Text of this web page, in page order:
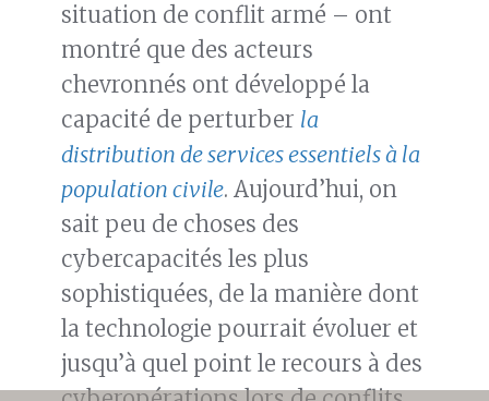
situation de conflit armé – ont
montré que des acteurs
chevronnés ont développé la
capacité de perturber la
distribution de services essentiels à la
population civile. Aujourd’hui, on
sait peu de choses des
cybercapacités les plus
sophistiquées, de la manière dont
la technologie pourrait évoluer et
jusqu’à quel point le recours à des